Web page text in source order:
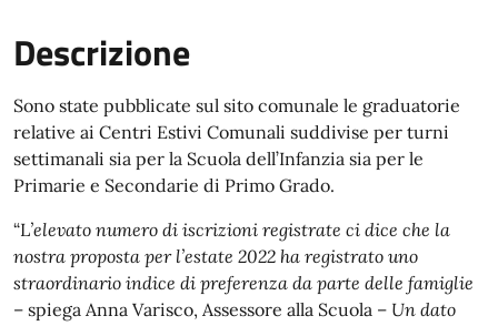
Descrizione
Sono state pubblicate sul sito comunale le graduatorie
relative ai Centri Estivi Comunali suddivise per turni
settimanali sia per la Scuola dell’Infanzia sia per le
Primarie e Secondarie di Primo Grado.
“L’elevato numero di iscrizioni registrate ci dice che la
nostra proposta per l’estate 2022 ha registrato uno
straordinario indice di preferenza da parte delle famiglie
– spiega Anna Varisco, Assessore alla Scuola – Un dato